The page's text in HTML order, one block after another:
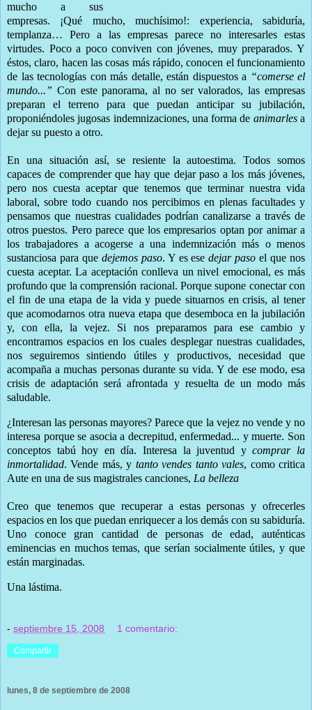
mucho a sus
empresas. ¡Qué mucho, muchísimo!: experiencia, sabiduría,
templanza… Pero a las empresas parece no interesarles estas
virtudes. Poco a poco conviven con jóvenes, muy preparados. Y
éstos, claro, hacen las cosas más rápido, conocen el funcionamiento
de las tecnologías con más detalle, están dispuestos a “comerse el
mundo...” Con este panorama, al no ser valorados, las empresas
preparan el terreno para que puedan anticipar su jubilación,
proponiéndoles jugosas indemnizaciones, una forma de animarlesa
dejar su puesto a otro.
En una situación así, se resiente la autoestima. Todos somos
capaces de comprender que hay que dejar paso a los más jóvenes,
pero nos cuesta aceptar que tenemos que terminar nuestra vida
laboral, sobre todo cuando nos percibimos en plenas facultades y
pensamos que nuestras cualidades podrían canalizarse a través de
otros puestos. Pero parece que los empresarios optan por animar a
los trabajadores a acogerse a una indemnización más o menos
sustanciosa para que dejemos paso. Y es esedejar paso el que nos
cuesta aceptar. La aceptación conlleva un nivel emocional, es más
profundo que la comprensión racional. Porque supone conectar con
el fin de una etapa de la vida y puede situarnos en crisis, al tener
que acomodarnos otra nueva etapa que desemboca en la jubilación
y, con ella, la vejez. Si nos preparamos para ese cambio y
encontramos espacios en los cuales desplegar nuestras cualidades,
nos seguiremos sintiendo útiles y productivos, necesidad que
acompaña a muchas personas durante su vida. Y de ese modo, esa
crisis de adaptación será afrontada y resuelta de un modo más
saludable.
¿Interesan las personas mayores? Parece que la vejez no vende y no
interesa porque se asocia a decrepitud, enfermedad... y muerte. Son
conceptos tabú hoy en día. Interesa la juventud ycomprar la
inmortalidad. Vende más, y tanto vendes tanto vales, como critica
Aute en una de sus magistrales canciones, La belleza
Creo que tenemos que recuperar a estas personas y ofrecerles
espacios en los que puedan enriquecer a los demás con su sabiduría.
Uno conoce gran cantidad de personas de edad, auténticas
eminencias en muchos temas, que serían socialmente útiles, y que
están marginadas.
Una lástima.
- septiembre 15, 2008 1 comentario:
Compartir
lunes, 8 de septiembre de 2008